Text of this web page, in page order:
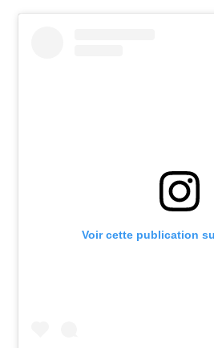
Voir cette publication